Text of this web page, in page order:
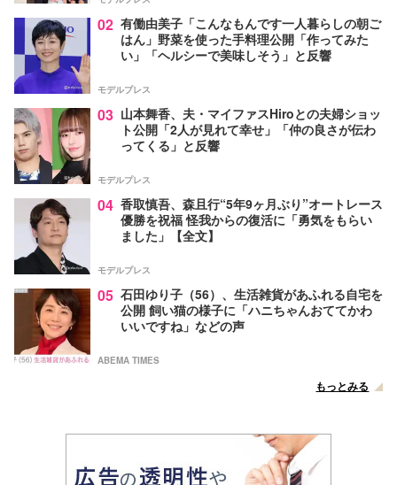
02 有働由美子「こんなもんです一人暮らしの朝ご
はん」野菜を使った手料理公開「作ってみた
い」「ヘルシーで美味しそう」と反響
モデルプレス
03 山本舞香、夫・マイファスHiroとの夫婦ショッ
ト公開「2人が見れて幸せ」「仲の良さが伝わ
ってくる」と反響
モデルプレス
04 香取慎吾、森且行“5年9ヶ月ぶり”オートレース
優勝を祝福 怪我からの復活に「勇気をもらい
ました」【全文】
モデルプレス
05 石田ゆり子（56）、生活雑貨があふれる自宅を
公開 飼い猫の様子に「ハニちゃんおててかわ
いいですね」などの声
ABEMA TIMES
もっとみる